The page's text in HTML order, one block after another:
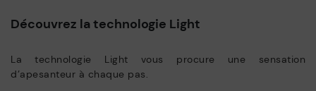
Découvrez la technologie Light
La technologie Light vous procure une sensation
d’apesanteur à chaque pas.